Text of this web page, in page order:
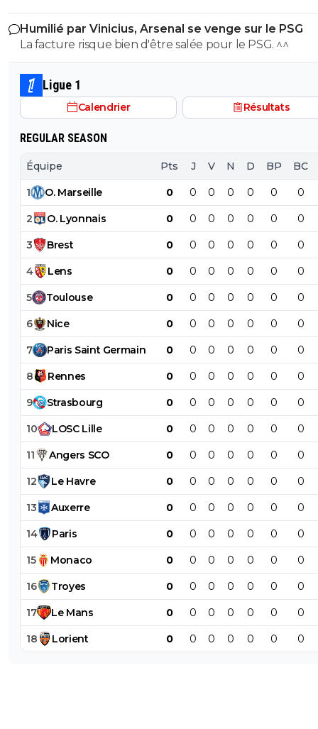
Humilié par Vinicius, Arsenal se venge sur le PSG
La facture risque bien d'être salée pour le PSG. ^^
Ligue 1
Calendrier Résultats
REGULAR SEASON
Équipe Pts J V N D BP BC
1 O. Marseille 0 0 0 0 0 0 0
2 O. Lyonnais 0 0 0 0 0 0 0
3 Brest 0 0 0 0 0 0 0
4 Lens 0 0 0 0 0 0 0
5 Toulouse 0 0 0 0 0 0 0
6 Nice 0 0 0 0 0 0 0
7 Paris Saint Germain 0 0 0 0 0 0 0
8 Rennes 0 0 0 0 0 0 0
9 Strasbourg 0 0 0 0 0 0 0
10 LOSC Lille 0 0 0 0 0 0 0
11 Angers SCO 0 0 0 0 0 0 0
12 Le Havre 0 0 0 0 0 0 0
13 Auxerre 0 0 0 0 0 0 0
14 Paris 0 0 0 0 0 0 0
15 Monaco 0 0 0 0 0 0 0
16 Troyes 0 0 0 0 0 0 0
17 Le Mans 0 0 0 0 0 0 0
18 Lorient 0 0 0 0 0 0 0